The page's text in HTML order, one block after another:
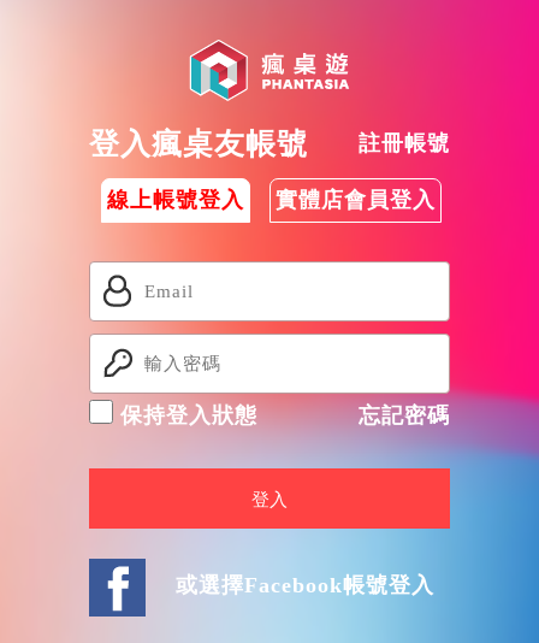
登入瘋桌友帳號 註冊帳號
線上帳號登入 實體店會員登入
保持登入狀態 忘記密碼
登入
或選擇Facebook帳號登入